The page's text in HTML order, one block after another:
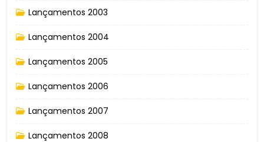
Lançamentos 2003
Lançamentos 2004
Lançamentos 2005
Lançamentos 2006
Lançamentos 2007
Lançamentos 2008